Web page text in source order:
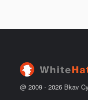
@ 2009 - 2026 Bkav